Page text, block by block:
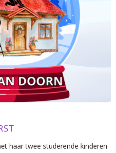
haar twee studerende kinderen